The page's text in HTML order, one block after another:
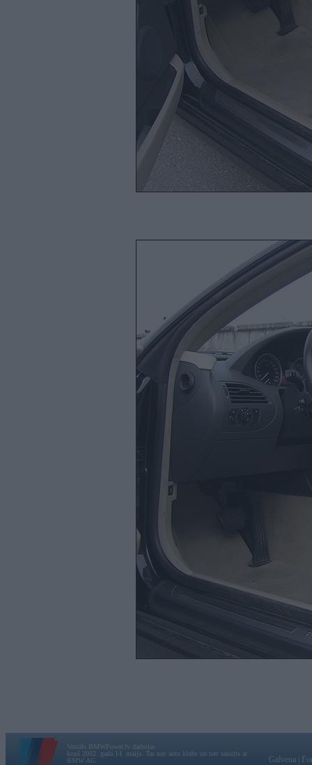
Vortāls BMWPower.lv darbojas
kopš 2002. gada 14. maija. Tas nav auto klubs un nav saistīts ar
BMW AG.
Galvena